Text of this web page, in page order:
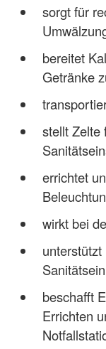
sorgt für
bereitet
Getränke
stellt Zelte
errichtet
wirkt bei
beschafft
Errichten